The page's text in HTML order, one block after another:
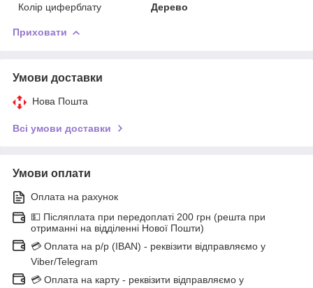
Колір циферблату
Дерево
Приховати
Умови доставки
Нова Пошта
Всі умови доставки
Умови оплати
Оплата на рахунок
💵 Післяплата при передоплаті 200 грн (решта при
отриманні на відділенні Нової Пошти)
💳 Оплата на р/р (IBAN) - реквізити відправляємо у
Viber/Telegram
💳 Оплата на карту - реквізити відправляємо у